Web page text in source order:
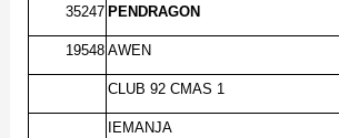
35247 PENDRAGON
19548 AWEN
CLUB 92 CMAS 1
IEMANJA